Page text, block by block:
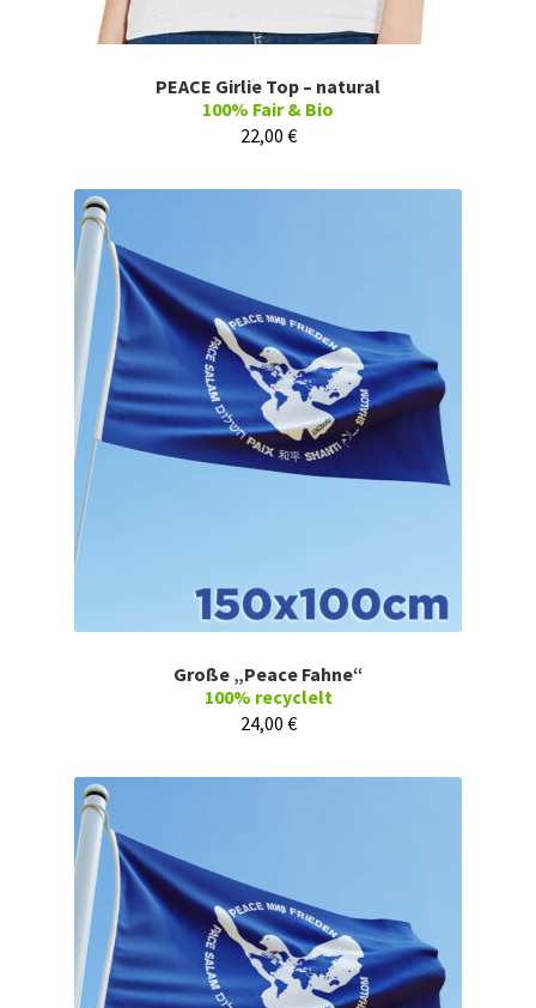
PEACE Girlie Top – natural
100% Fair & Bio
22,00 €
Große „Peace Fahne“
100% recyclelt
24,00 €